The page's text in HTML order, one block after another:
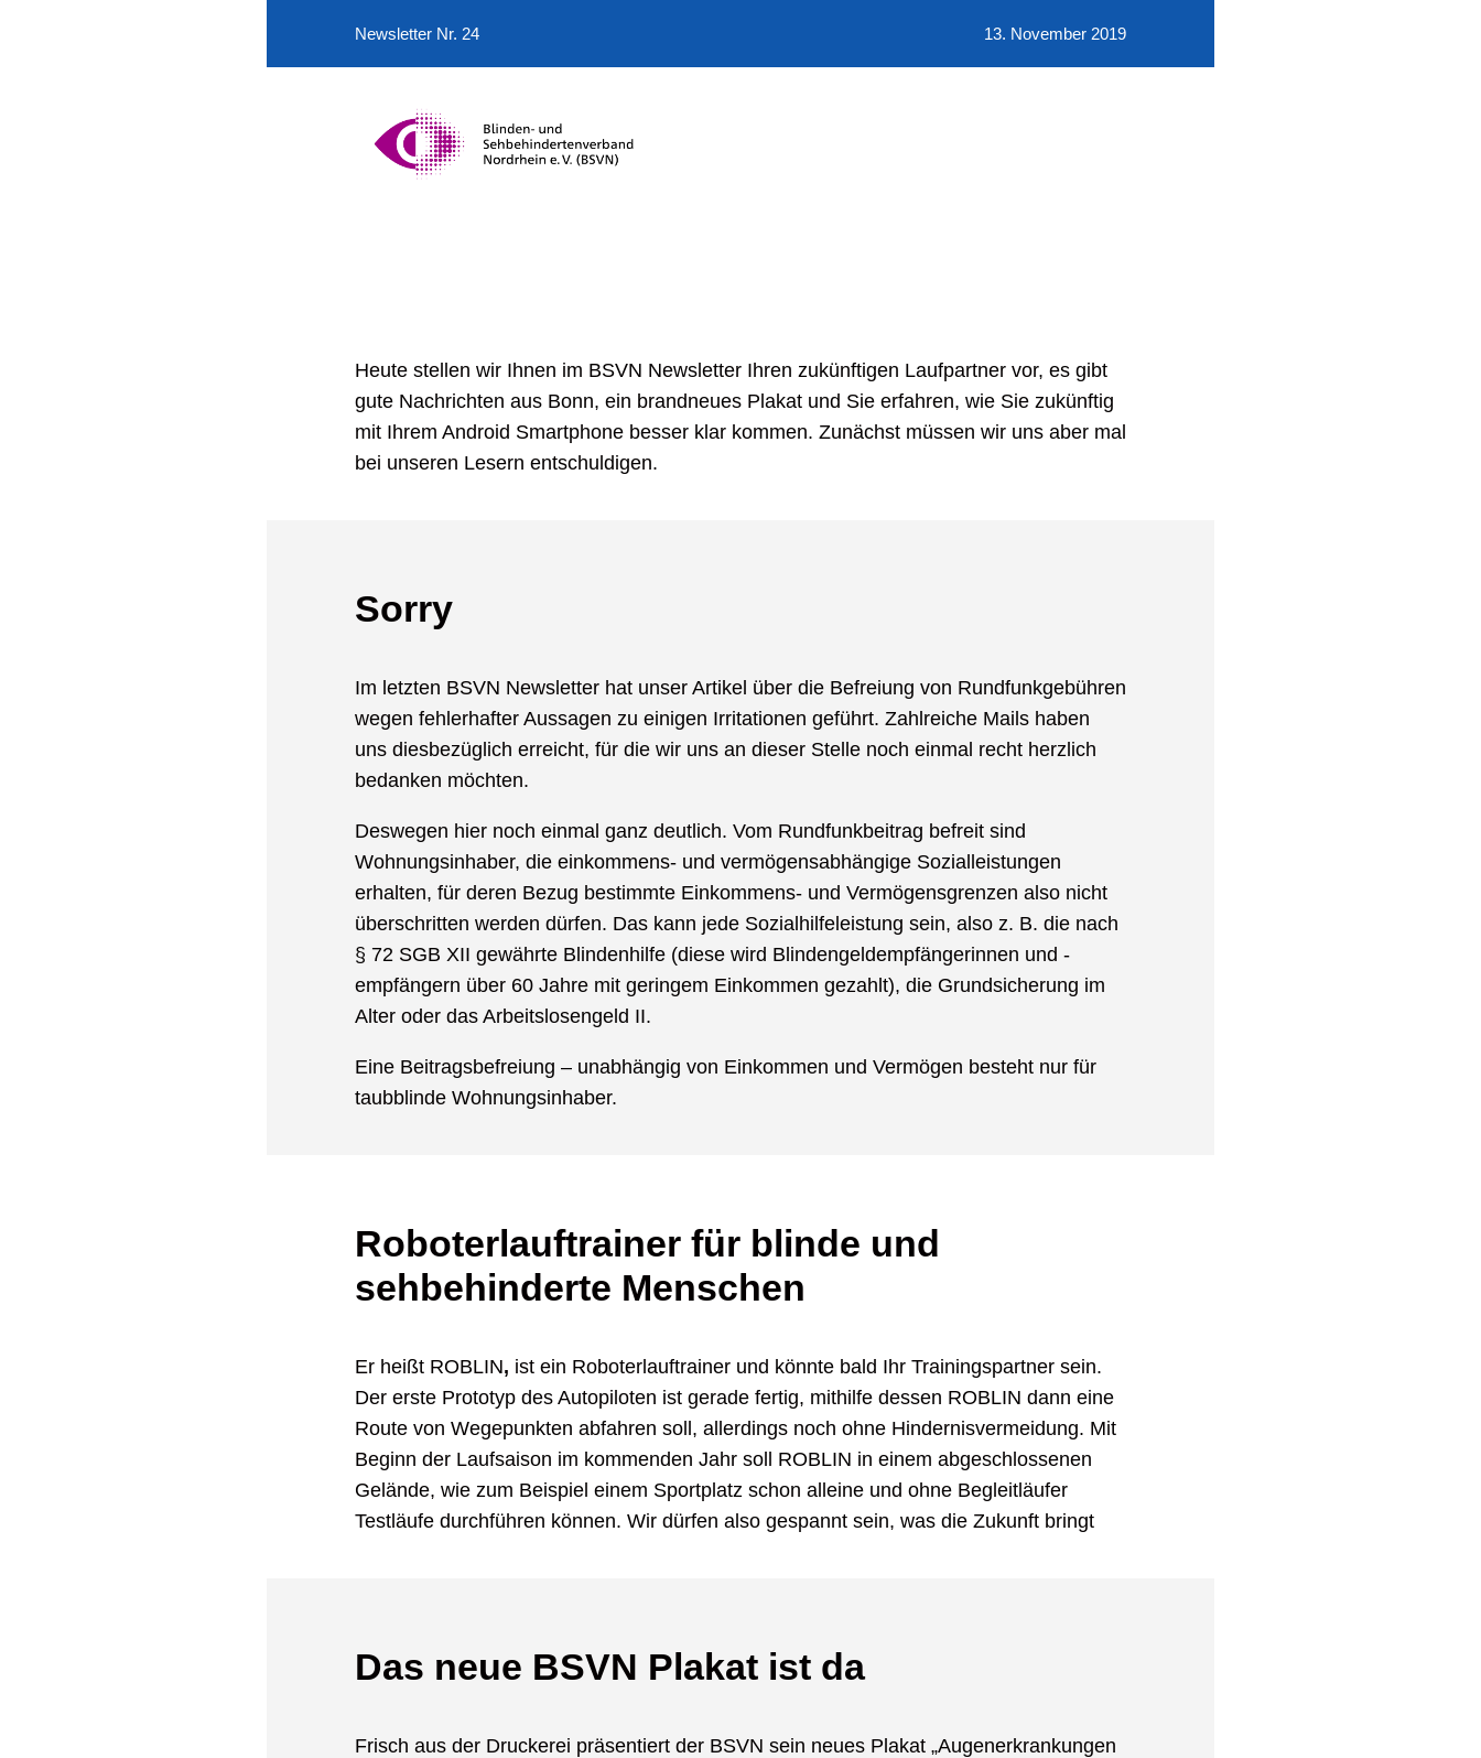
Newsletter Nr. 24 13. November 2019
Heute stellen wir Ihnen im BSVN Newsletter Ihren zukünftigen Laufpartner vor, es gibt
gute Nachrichten aus Bonn, ein brandneues Plakat und Sie erfahren, wie Sie zukünftig
mit Ihrem Android Smartphone besser klar kommen. Zunächst müssen wir uns aber mal
bei unseren Lesern entschuldigen.
Sorry
Im letzten BSVN Newsletter hat unser Artikel über die Befreiung von Rundfunkgebühren
wegen fehlerhafter Aussagen zu einigen Irritationen geführt. Zahlreiche Mails haben
uns diesbezüglich erreicht, für die wir uns an dieser Stelle noch einmal recht herzlich
bedanken möchten.
Deswegen hier noch einmal ganz deutlich. Vom Rundfunkbeitrag befreit sind
Wohnungsinhaber, die einkommens- und vermögensabhängige Sozialleistungen
erhalten, für deren Bezug bestimmte Einkommens- und Vermögensgrenzen also nicht
überschritten werden dürfen. Das kann jede Sozialhilfeleistung sein, also z. B. die nach
§ 72 SGB XII gewährte Blindenhilfe (diese wird Blindengeldempfängerinnen und -
empfängern über 60 Jahre mit geringem Einkommen gezahlt), die Grundsicherung im
Alter oder das Arbeitslosengeld II.
Eine Beitragsbefreiung – unabhängig von Einkommen und Vermögen besteht nur für
taubblinde Wohnungsinhaber.
Roboterlauftrainer für blinde und
sehbehinderte Menschen
Er heißt ROBLIN, ist ein Roboterlauftrainer und könnte bald Ihr Trainingspartner sein.
Der erste Prototyp des Autopiloten ist gerade fertig, mithilfe dessen ROBLIN dann eine
Route von Wegepunkten abfahren soll, allerdings noch ohne Hindernisvermeidung. Mit
Beginn der Laufsaison im kommenden Jahr soll ROBLIN in einem abgeschlossenen
Gelände, wie zum Beispiel einem Sportplatz schon alleine und ohne Begleitläufer
Testläufe durchführen können. Wir dürfen also gespannt sein, was die Zukunft bringt
Das neue BSVN Plakat ist da
Frisch aus der Druckerei präsentiert der BSVN sein neues Plakat „Augenerkrankungen